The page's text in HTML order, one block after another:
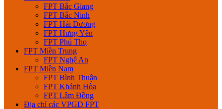
FPT Bắc Giang
FPT Bắc Ninh
FPT Hải Dương
FPT Hưng Yên
FPT Phú Thọ
FPT Miền Trung
FPT Nghệ An
FPT Miền Nam
FPT Bình Thuận
FPT Khánh Hòa
FPT Lâm Đồng
Địa chỉ các VPGD FPT